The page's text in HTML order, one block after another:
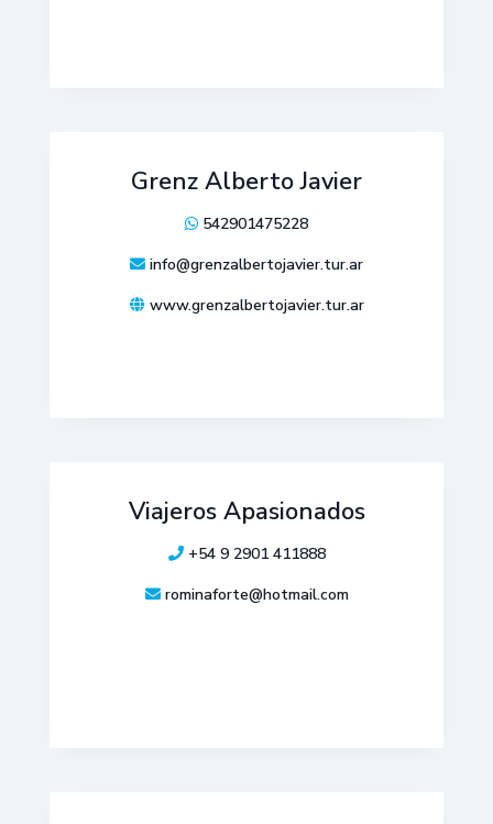
Grenz Alberto Javier
542901475228
info@grenzalbertojavier.tur.ar
www.grenzalbertojavier.tur.ar
Viajeros Apasionados
+54 9 2901 411888
rominaforte@hotmail.com